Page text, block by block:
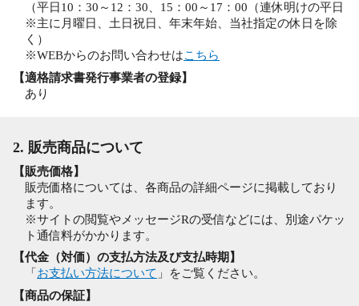
（平日10：30～12：30、15：00～17：00（連休明けの平日
※主に月曜日、土日祝日、年末年始、当社指定の休日を除
く）
※WEBからのお問い合わせはこちら
【適格請求書発行事業者の登録】
あり
2. 販売商品について
【販売価格】
販売価格については、各商品の詳細ページに掲載しており
ます。
※サイトの閲覧やメッセージRの受信などには、別途パケッ
ト通信料がかかります。
【代金（対価）の支払方法及び支払時期】
「 お支払い方法について 」をご覧ください。
【商品の保証】